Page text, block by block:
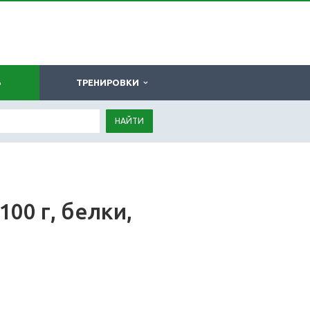
ТРЕНИРОВКИ
НАЙТИ
г, белки,